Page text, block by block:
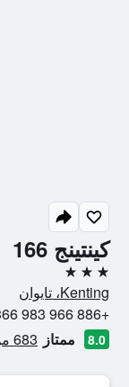
كينتينج 166
3 نجوم
Kenting، تايوان
+886 966 983 366
8.0 ممتاز 683 من التقييمات تم التحقق منها